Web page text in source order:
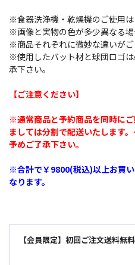
※食器洗浄機・乾燥機のご使用は
※画像と実物の色が多少異なる場
※商品それぞれに微妙な違いがご
※使用したバット材と球団ロゴ
承下さい。
【ご注意ください】
※通常商品と予約商品を同時に
ましては分割で配送いたします
予めご了承下さい。
※合計で￥9800(税込)以上お買
なります。
【会員限定】初回ご注文送料無